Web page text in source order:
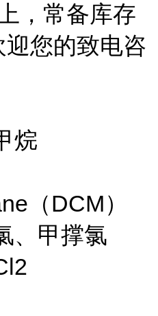
，常备库存
您的致电咨
烷
（DCM）
、甲撑氯